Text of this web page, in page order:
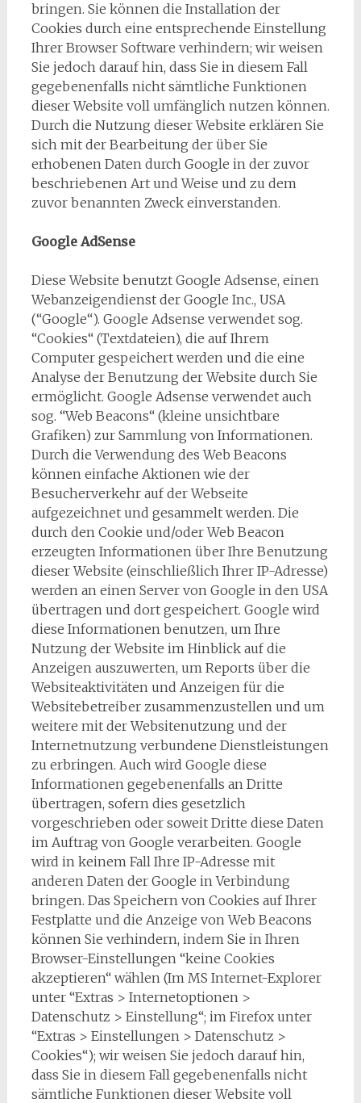
bringen. Sie können die Installation der
Cookies durch eine entsprechende Einstellung
Ihrer Browser Software verhindern; wir weisen
Sie jedoch darauf hin, dass Sie in diesem Fall
gegebenenfalls nicht sämtliche Funktionen
dieser Website voll umfänglich nutzen können.
Durch die Nutzung dieser Website erklären Sie
sich mit der Bearbeitung der über Sie
erhobenen Daten durch Google in der zuvor
beschriebenen Art und Weise und zu dem
zuvor benannten Zweck einverstanden.
Google AdSense
Diese Website benutzt Google Adsense, einen
Webanzeigendienst der Google Inc., USA
(“Google“). Google Adsense verwendet sog.
“Cookies“ (Textdateien), die auf Ihrem
Computer gespeichert werden und die eine
Analyse der Benutzung der Website durch Sie
ermöglicht. Google Adsense verwendet auch
sog. “Web Beacons“ (kleine unsichtbare
Grafiken) zur Sammlung von Informationen.
Durch die Verwendung des Web Beacons
können einfache Aktionen wie der
Besucherverkehr auf der Webseite
aufgezeichnet und gesammelt werden. Die
durch den Cookie und/oder Web Beacon
erzeugten Informationen über Ihre Benutzung
dieser Website (einschließlich Ihrer IP-Adresse)
werden an einen Server von Google in den USA
übertragen und dort gespeichert. Google wird
diese Informationen benutzen, um Ihre
Nutzung der Website im Hinblick auf die
Anzeigen auszuwerten, um Reports über die
Websiteaktivitäten und Anzeigen für die
Websitebetreiber zusammenzustellen und um
weitere mit der Websitenutzung und der
Internetnutzung verbundene Dienstleistungen
zu erbringen. Auch wird Google diese
Informationen gegebenenfalls an Dritte
übertragen, sofern dies gesetzlich
vorgeschrieben oder soweit Dritte diese Daten
im Auftrag von Google verarbeiten. Google
wird in keinem Fall Ihre IP-Adresse mit
anderen Daten der Google in Verbindung
bringen. Das Speichern von Cookies auf Ihrer
Festplatte und die Anzeige von Web Beacons
können Sie verhindern, indem Sie in Ihren
Browser-Einstellungen “keine Cookies
akzeptieren“ wählen (Im MS Internet-Explorer
unter “Extras > Internetoptionen >
Datenschutz > Einstellung“; im Firefox unter
“Extras > Einstellungen > Datenschutz >
Cookies“); wir weisen Sie jedoch darauf hin,
dass Sie in diesem Fall gegebenenfalls nicht
sämtliche Funktionen dieser Website voll